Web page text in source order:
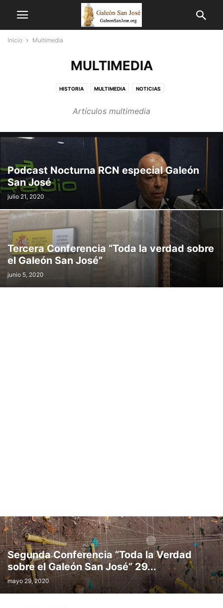
Inicio Multimedia
MULTIMEDIA
HISTORIA MULTIMEDIA NOTICIAS
Artículos multimedia
Podcast Nocturna RCN especial Galeón
San José
julio 21, 2020
Tercera Conferencia “Toda la verdad sobre
el Galeón San José”
junio 5, 2020
Segunda Conferencia “Toda la Verdad
sobre el Galeón San José” 29...
mayo 29, 2020